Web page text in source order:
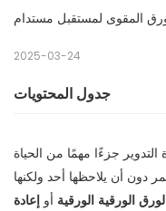
المقوى لمستقبل مستدام
2025-03-24
جدول المحتويات
جزءًا مهمًا من الحياة
دون أن يلاحظها أحد ولكنها
الورقية الورقية أو إعادة